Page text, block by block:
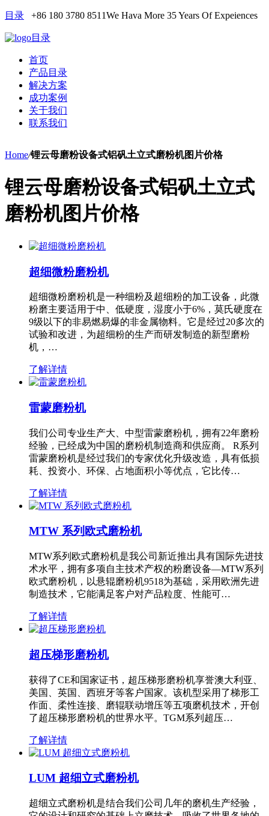
目录 +86 180 3780 8511We Hava More 35 Years Of Expeiences
目录
首页
产品目录
解决方案
成功案例
关于我们
联系我们
Home/锂云母磨粉设备式铝矾土立式磨粉机图片价格
锂云母磨粉设备式铝矾土立式
磨粉机图片价格
超细微粉磨粉机
超细微粉磨粉机是一种细粉及超细粉的加工设备，此微
粉磨主要适用于中、低硬度，湿度小于6%，莫氏硬度在
9级以下的非易燃易爆的非金属物料。它是经过20多次的
试验和改进，为超细粉的生产而研发制造的新型磨粉
机，…
了解详情
雷蒙磨粉机
我们公司专业生产大、中型雷蒙磨粉机，拥有22年磨粉
经验，已经成为中国的磨粉机制造商和供应商。 R系列
雷蒙磨粉机是经过我们的专家优化升级改造，具有低损
耗、投资小、环保、占地面积小等优点，它比传…
了解详情
MTW 系列欧式磨粉机
MTW系列欧式磨粉机是我公司新近推出具有国际先进技
术水平，拥有多项自主技术产权的粉磨设备—MTW系列
欧式磨粉机，以悬辊磨粉机9518为基础，采用欧洲先进
制造技术，它能满足客户对产品粒度、性能可…
了解详情
超压梯形磨粉机
获得了CE和国家证书，超压梯形磨粉机享誉澳大利亚、
美国、英国、西班牙等客户国家。该机型采用了梯形工
作面、柔性连接、磨辊联动增压等五项磨机技术，开创
了超压梯形磨粉机的世界水平。TGM系列超压…
了解详情
LUM 超细立式磨粉机
超细立式磨粉机是结合我们公司几年的磨机生产经验，